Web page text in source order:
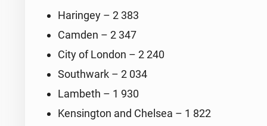
Ha­rin­gey – 2 383
Camden – 2 347
City of London – 2 240
So­uth­wark – 2 034
Lambeth – 1 930
Ken­sing­ton and Chelsea – 1 822